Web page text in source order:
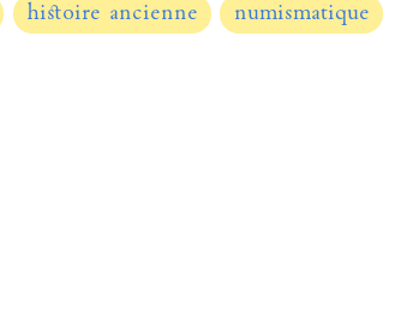
histoire ancienne
numismatique